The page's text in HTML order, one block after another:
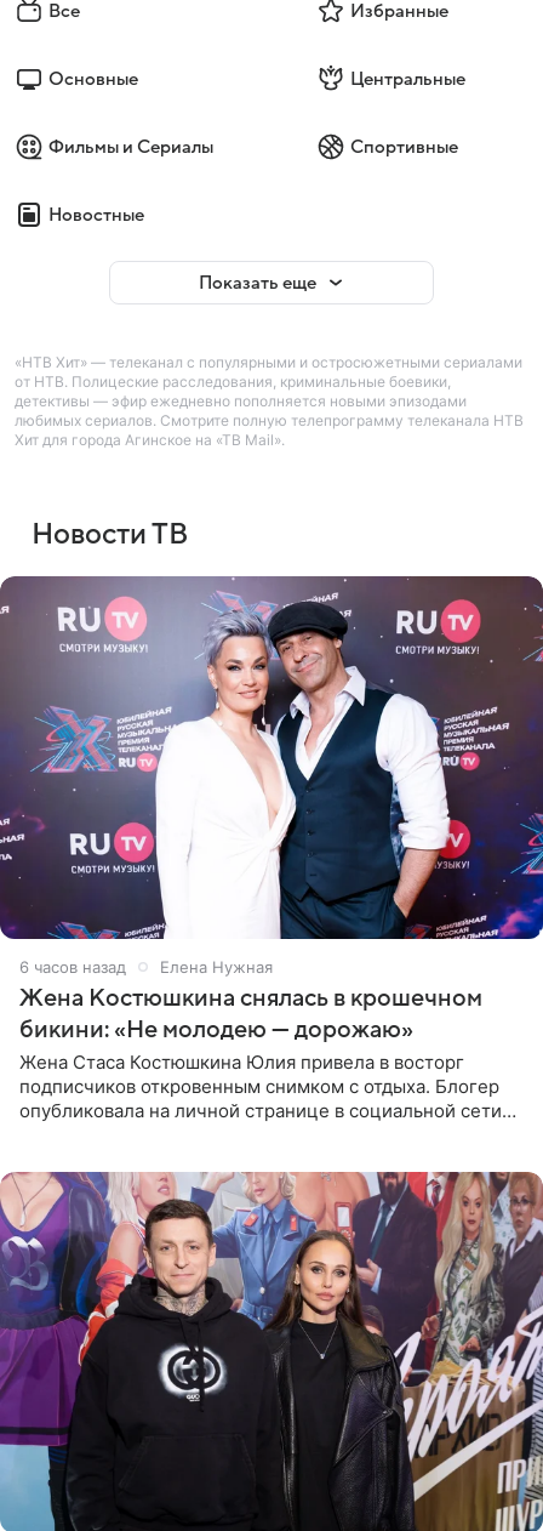
Все Избранные
Основные Центральные
Фильмы и Сериалы Спортивные
Новостные
Показать еще
«НТВ Хит» — телеканал с популярными и остросюжетными сериалами
от НТВ. Полицеские расследования, криминальные боевики,
детективы — эфир ежедневно пополняется новыми эпизодами
любимых сериалов. Смотрите полную телепрограмму телеканала НТВ
Хит для города Агинское на «ТВ Mail».
Новости ТВ
6 часов назад Елена Нужная
Жена Костюшкина снялась в крошечном
бикини: «Не молодею — дорожаю»
Жена Стаса Костюшкина Юлия привела в восторг
подписчиков откровенным снимком с отдыха. Блогер
опубликовала на личной странице в социальной сети